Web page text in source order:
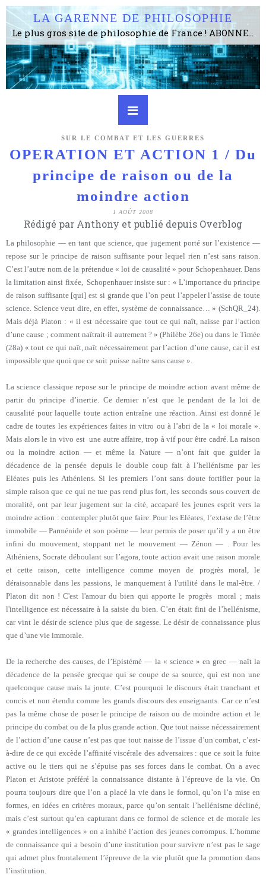
LA GARENNE DE PHILOSOPHIE
Le plus gros site de philosophie de France ! ABONNEZ-VOUS ! 4115 Articles, 1634 abonné·e·s, depuis 2006 . . . . . . . . 2 852 214 pages vues jusqu'à présent. Prestance et être apte à un plus grand nombre de choses.
SUR LE COMBAT ET LES GUERRES
OPERATION ET ACTION 1 / Du
principe de raison ou de la
moindre action
1 AOÛT 2008
Rédigé par Anthony et publié depuis Overblog
La philosophie — en tant que science, que jugement porté sur l’existence —
repose sur le principe de raison suffisante pour lequel rien n’est sans raison.
C’est l’autre nom de la prétendue « loi de causalité » pour Schopenhauer. Dans
la limitation ainsi fixée, Schopenhauer insiste sur : « L’importance du principe
de raison suffisante [qui] est si grande que l’on peut l’appeler l’assise de toute
science. Science veut dire, en effet, système de connaissance… » (SchQR_24).
Mais déjà Platon : « il est nécessaire que tout ce qui naît, naisse par l’action
d’une cause ; comment naîtrait-il autrement ? » (Philèbe 26e) ou dans le Timée
(28a) « tout ce qui naît, naît nécessairement par l’action d’une cause, car il est
impossible que quoi que ce soit puisse naître sans cause ».
La science classique repose sur le principe de moindre action avant même de
partir du principe d’inertie. Ce dernier n’est que le pendant de la loi de
causalité pour laquelle toute action entraîne une réaction. Ainsi est donné le
cadre de toutes les expériences faites in vitro ou à l’abri de la « loi morale ».
Mais alors le in vivo est une autre affaire, trop à vif pour être cadré. La raison
ou la moindre action — et même la Nature — n’ont fait que guider la
décadence de la pensée depuis le double coup fait à l’hellénisme par les
Eléates puis les Athéniens. Si les premiers l’ont sans doute fortifier pour la
simple raison que ce qui ne tue pas rend plus fort, les seconds sous couvert de
moralité, ont par leur jugement sur la cité, accaparé les jeunes esprit vers la
moindre action : contempler plutôt que faire. Pour les Eléates, l’extase de l’être
immobile — Parménide et son poème — leur permis de poser qu’il y a un être
infini du mouvement, stoppant net le mouvement — Zénon — . Pour les
Athéniens, Socrate déboulant sur l’agora, toute action avait une raison morale
et cette raison, cette intelligence comme moyen de progrès moral, le
déraisonnable dans les passions, le manquement à l'utilité dans le mal-être. /
Platon dit non ! C'est l'amour du bien qui apporte le progrès moral ; mais
l'intelligence est nécessaire à la saisie du bien. C’en était fini de l’hellénisme,
car vint le désir de science plus que de sagesse. Le désir de connaissance plus
que d’une vie immorale.
De la recherche des causes, de l’Epistémè — la « science » en grec — naît la
décadence de la pensée grecque qui se coupe de sa source, qui est non une
quelconque cause mais la joute. C’est pourquoi le discours était tranchant et
concis et non étendu comme les grands discours des enseignants. Car ce n’est
pas la même chose de poser le principe de raison ou de moindre action et le
principe du combat ou de la plus grande action. Que tout naisse nécessairement
de l’action d’une cause n’est pas que tout naisse de l’issue d’un combat, c’est-
à-dire de ce qui excède l’affinité viscérale des adversaires : que ce soit la fuite
active ou le tiers qui ne s’épuise pas ses forces dans le combat. On a avec
Platon et Aristote préféré la connaissance distante à l’épreuve de la vie. On
pourra toujours dire que l’on a placé la vie dans le formol, qu’on l’a mise en
formes, en idées en critères moraux, parce qu’on sentait l’hellénisme décliné,
mais c’est surtout qu’en capturant dans ce formol de science et de morale les
« grandes intelligences » on a inhibé l’action des jeunes corrompus. L’homme
de connaissance qui a besoin d’une institution pour survivre n’est pas le sage
qui admet plus frontalement l’épreuve de la vie plutôt que la promotion dans
l’institution.